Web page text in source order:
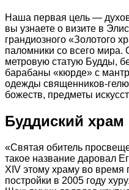
Наша первая цель —
вы узнаете о визите в
грандиозного «Золотого
паломники со всего мира.
метровую статую Будды,
барабаны «кюрде» с
одежды священников-
божеств, предметы
Буддиский
«Святая обитель
такое название даровал
XIV этому храму во
постройки в 2005 году